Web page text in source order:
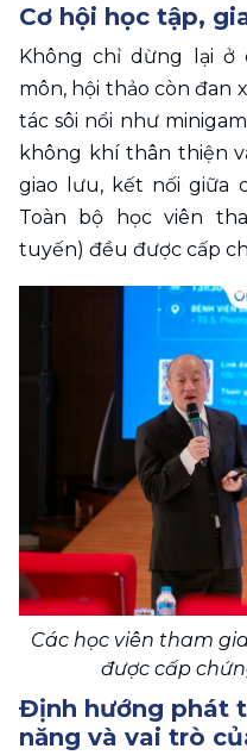
Cơ hội học tập,
Không chỉ dừng lại ở
môn, hội thảo còn đan
tác sôi nổi như
không khí thân thiện
giao lưu, kết nối giữa
Toàn bộ học viên
tuyến) đều được cấp
Các học viên tham
được cấp
Định hướng phát
năng và vai trò